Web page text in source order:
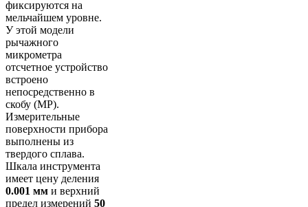
фиксируются на
мельчайшем уровне.
У этой модели
рычажного
микрометра
отсчетное устройство
встроено
непосредственно в
скобу (МР).
Измерительные
поверхности прибора
выполнены из
твердого сплава.
Шкала инструмента
имеет цену деления
0.001 мм и верхний
предел измерений 50